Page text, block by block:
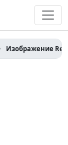
Изображение